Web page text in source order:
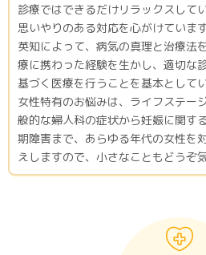
診療ではできるだけリラックスして
思いやりのある対応を心がけていま
英知によって、病気の真理と治療法
療に携わった経験を生かし、適切な
基づく医療を行うことを基本としてい
女性特有のお悩みは、ライフステー
般的な婦人科の症状から妊娠に関す
期障害まで、あらゆる年代の女性を
えしますので、小さなこともどうぞ